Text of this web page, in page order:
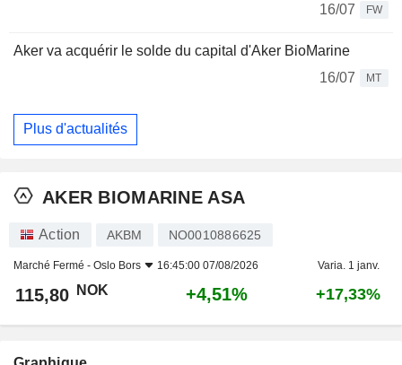
16/07
FW
Aker va acquérir le solde du capital d'Aker BioMarine
16/07
MT
Plus d'actualités
AKER BIOMARINE ASA
Action AKBM NO0010886625
Marché Fermé - Oslo Bors 16:45:00 07/08/2026 Varia. 1 janv.
115,80 NOK +4,51% +17,33%